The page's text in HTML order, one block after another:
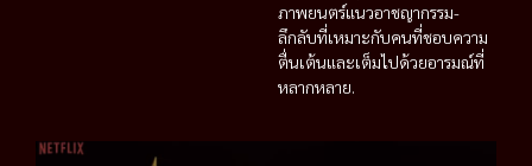
ภาพยนตร์แนวอาชญากรรม-
ลึกลับที่เหมาะกับคนที่ชอบความ
ตื่นเต้นและเต็มไปด้วยอารมณ์ที่
หลากหลาย.